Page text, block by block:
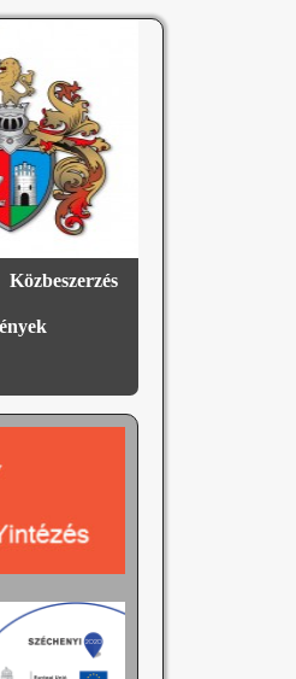
Közbeszerzés